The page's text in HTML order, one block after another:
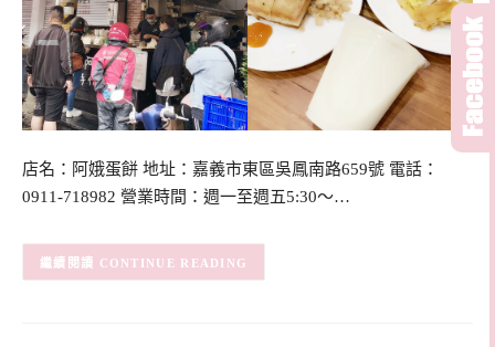
店名：阿娥蛋餅 地址：嘉義市東區吳鳳南路659號 電話：
0911-718982 營業時間：週一至週五5:30～…
CONTINUE READING